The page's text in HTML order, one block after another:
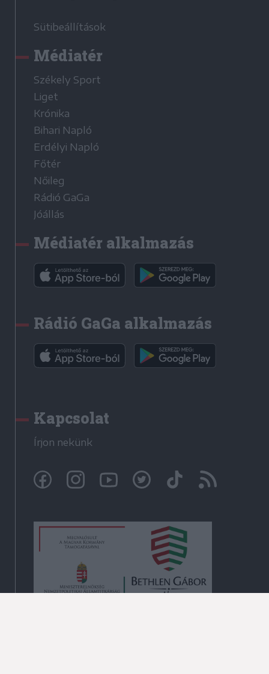
Sütibeállítások
Médiatér
Székely Sport
Liget
Krónika
Bihari Napló
Erdélyi Napló
Főtér
Nőileg
Rádió GaGa
Jóállás
Médiatér alkalmazás
Rádió GaGa alkalmazás
Kapcsolat
Írjon nekünk